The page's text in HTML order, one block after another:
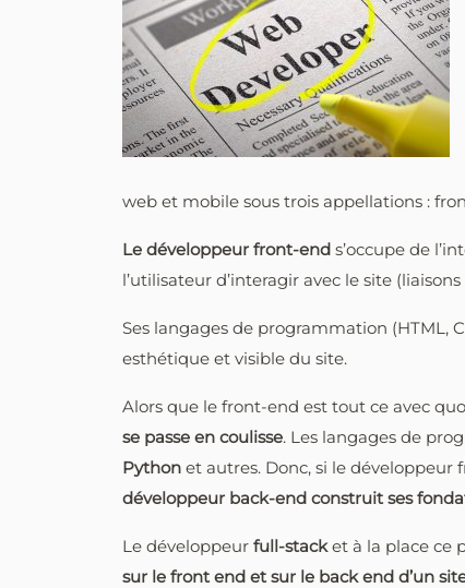
web et mobile sous trois appellations :
Le développeur front-end s’occupe de
l’utilisateur d’interagir avec le site
Ses langages de programmation (HTML,
esthétique et visible du site.
Alors que le front-end est tout ce avec
se passe en coulisse. Les langages de
Python et autres. Donc, si le développeur
développeur back-end construit ses
Le développeur full-stacket à la place ce
sur le front end et sur le back end d’un